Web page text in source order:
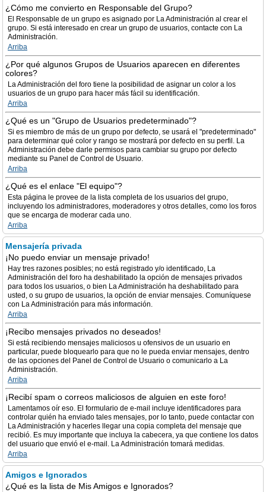
¿Cómo me convierto en Responsable del Grupo?
El Responsable de un grupo es asignado por La Administración al crear el
grupo. Si está interesado en crear un grupo de usuarios, contacte con La
Administración.
Arriba
¿Por qué algunos Grupos de Usuarios aparecen en diferentes
colores?
La Administración del foro tiene la posibilidad de asignar un color a los
usuarios de un grupo para hacer más fácil su identificación.
Arriba
¿Qué es un "Grupo de Usuarios predeterminado"?
Si es miembro de más de un grupo por defecto, se usará el "predeterminado"
para determinar qué color y rango se mostrará por defecto en su perfil. La
Administración debe darle permisos para cambiar su grupo por defecto
mediante su Panel de Control de Usuario.
Arriba
¿Qué es el enlace "El equipo"?
Esta página le provee de la lista completa de los usuarios del grupo,
incluyendo los administradores, moderadores y otros detalles, como los foros
que se encarga de moderar cada uno.
Arriba
Mensajería privada
¡No puedo enviar un mensaje privado!
Hay tres razones posibles; no está registrado y/o identificado, La
Administración del foro ha deshabilitado la opción de mensajes privados
para todos los usuarios, o bien La Administración ha deshabilitado para
usted, o su grupo de usuarios, la opción de enviar mensajes. Comuníquese
con La Administración para más información.
Arriba
¡Recibo mensajes privados no deseados!
Si está recibiendo mensajes maliciosos u ofensivos de un usuario en
particular, puede bloquearlo para que no le pueda enviar mensajes, dentro
de las opciones del Panel de Control de Usuario o comunicarlo a La
Administración.
Arriba
¡Recibí spam o correos maliciosos de alguien en este foro!
Lamentamos oír eso. El formulario de e-mail incluye identificadores para
controlar quién ha enviado tales mensajes, por lo tanto, puede contactar con
La Administración y hacerles llegar una copia completa del mensaje que
recibió. Es muy importante que incluya la cabecera, ya que contiene los datos
del usuario que envió el e-mail. La Administración tomará medidas.
Arriba
Amigos e Ignorados
¿Qué es la lista de Mis Amigos e Ignorados?